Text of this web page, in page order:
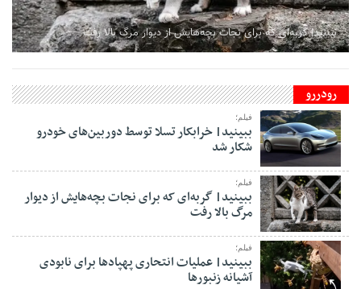
ببینید| گربه‌ای که برای نجات بچه‌هایش از دیوار مرگ بالا رفت
رودررو
فیلم؛
ببینید| خرابکار تسلا توسط دوربین‌های خودرو
شکار شد
فیلم؛
ببینید| گربه‌ای که برای نجات بچه‌هایش از دیوار
مرگ بالا رفت
فیلم؛
ببینید| عملیات انتحاری پهپادها برای نابودی
آشیانه زنبورها